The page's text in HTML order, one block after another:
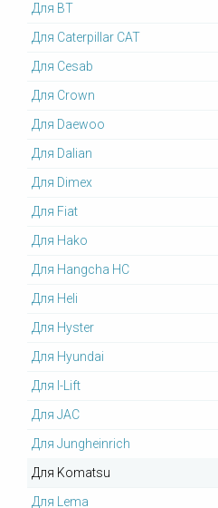
Для BT
Для Caterpillar CAT
Для Cesab
Для Crown
Для Daewoo
Для Dalian
Для Dimex
Для Fiat
Для Hako
Для Hangcha HC
Для Heli
Для Hyster
Для Hyundai
Для I-Lift
Для JAC
Для Jungheinrich
Для Komatsu
Для Lema